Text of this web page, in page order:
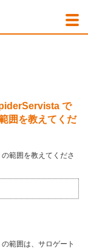
で
囲を教えてくだ
範囲を教えてくださ
範囲は、サロゲート